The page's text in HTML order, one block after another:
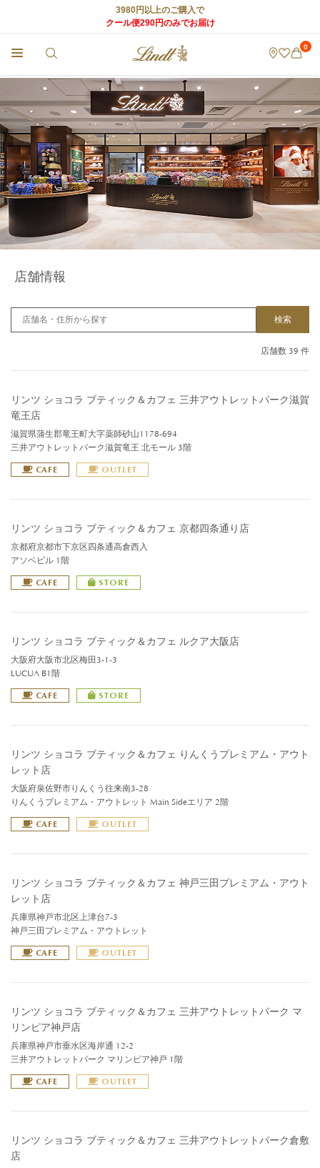
3980円以上のご購入で
クール便290円のみでお届け
0
店舗情報
検索
店舗数 39 件
リンツ ショコラ ブティック＆カフェ 三井アウトレットパーク滋賀
竜王店
滋賀県蒲生郡竜王町大字薬師砂山1178-694
三井アウトレットパーク滋賀竜王 北モール 3階
CAFE OUTLET
リンツ ショコラ ブティック＆カフェ 京都四条通り店
京都府京都市下京区四条通高倉西入
アソベビル 1階
CAFE STORE
リンツ ショコラ ブティック＆カフェ ルクア大阪店
大阪府大阪市北区梅田3-1-3
LUCUA B1階
CAFE STORE
リンツ ショコラ ブティック＆カフェ りんくうプレミアム・アウト
レット店
大阪府泉佐野市りんくう往来南3-28
りんくうプレミアム・アウトレット Main Sideエリア 2階
CAFE OUTLET
リンツ ショコラ ブティック＆カフェ 神戸三田プレミアム・アウト
レット店
兵庫県神戸市北区上津台7-3
神戸三田プレミアム・アウトレット
CAFE OUTLET
リンツ ショコラ ブティック＆カフェ 三井アウトレットパーク マ
リンピア神戸店
兵庫県神戸市垂水区海岸通 12-2
三井アウトレットパーク マリンピア神戸 1階
CAFE OUTLET
リンツ ショコラ ブティック＆カフェ 三井アウトレットパーク倉敷
店